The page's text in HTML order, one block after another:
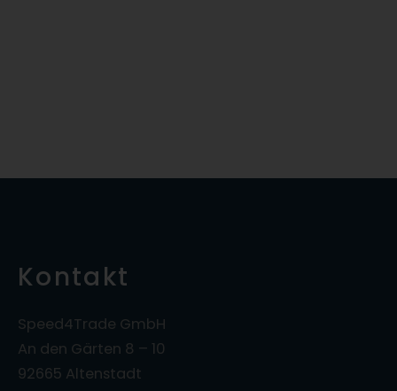
Kontakt
Speed4Trade GmbH
An den Gärten 8 – 10
92665 Altenstadt